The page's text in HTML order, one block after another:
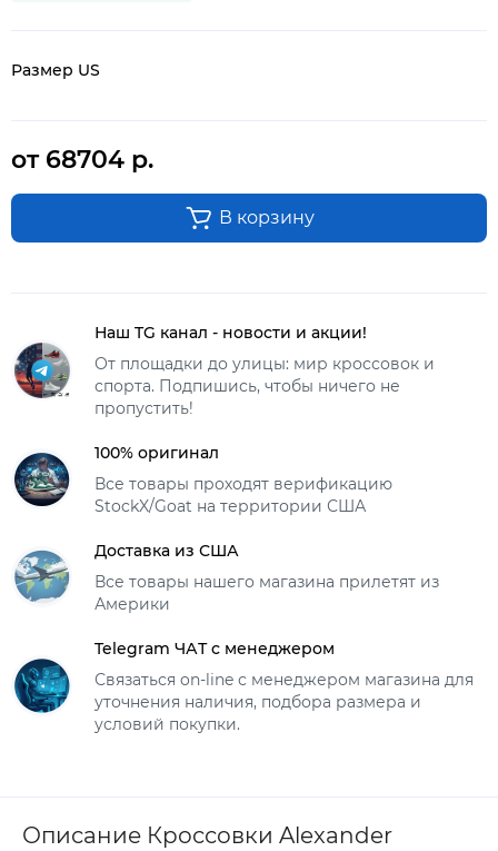
Размер US
от 68704 р.
В корзину
Наш TG канал - новости и акции!
От площадки до улицы: мир кроссовок и
спорта. Подпишись, чтобы ничего не
пропустить!
100% оригинал
Все товары проходят верификацию
StockX/Goat на территории США
Доставка из США
Все товары нашего магазина прилетят из
Америки
Telegram ЧАТ с менеджером
Связаться on-line с менеджером магазина для
уточнения наличия, подбора размера и
условий покупки.
Описание Кроссовки Alexander